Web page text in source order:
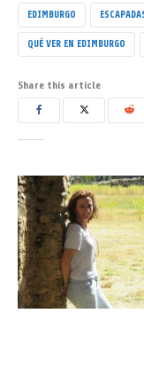
EDIMBURGO
QUÉ VER EN EDIMBURGO
Share this article